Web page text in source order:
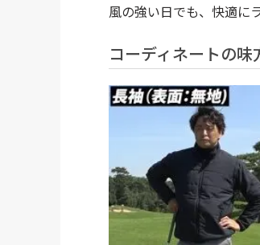
風の強い日でも、快適に
コーディネートの